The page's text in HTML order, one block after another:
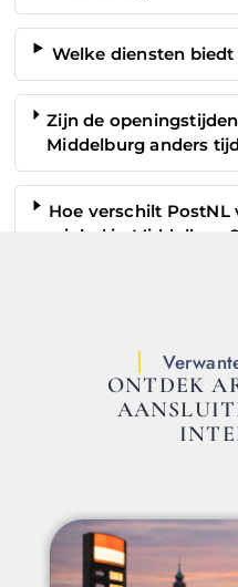
Welke diensten
Zijn de
Middelburg anders
Hoe verschilt PostNL
winkel in Middelburg?
ONTDEK